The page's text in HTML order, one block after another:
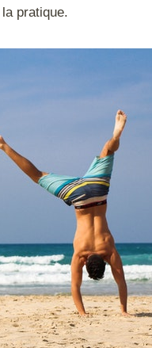
pratique.